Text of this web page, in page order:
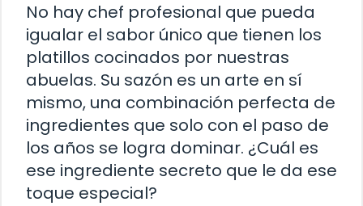
No hay chef profesional que pueda
igualar el sabor único que tienen los
platillos cocinados por nuestras
abuelas. Su sazón es un arte en sí
mismo, una combinación perfecta de
ingredientes que solo con el paso de
los años se logra dominar. ¿Cuál es
ese ingrediente secreto que le da ese
toque especial?